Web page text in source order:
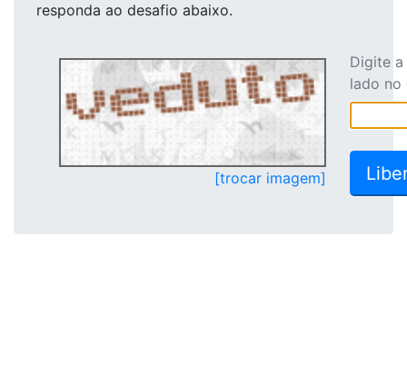
responda ao desafio abaixo.
[trocar imagem]
Digite
lado no